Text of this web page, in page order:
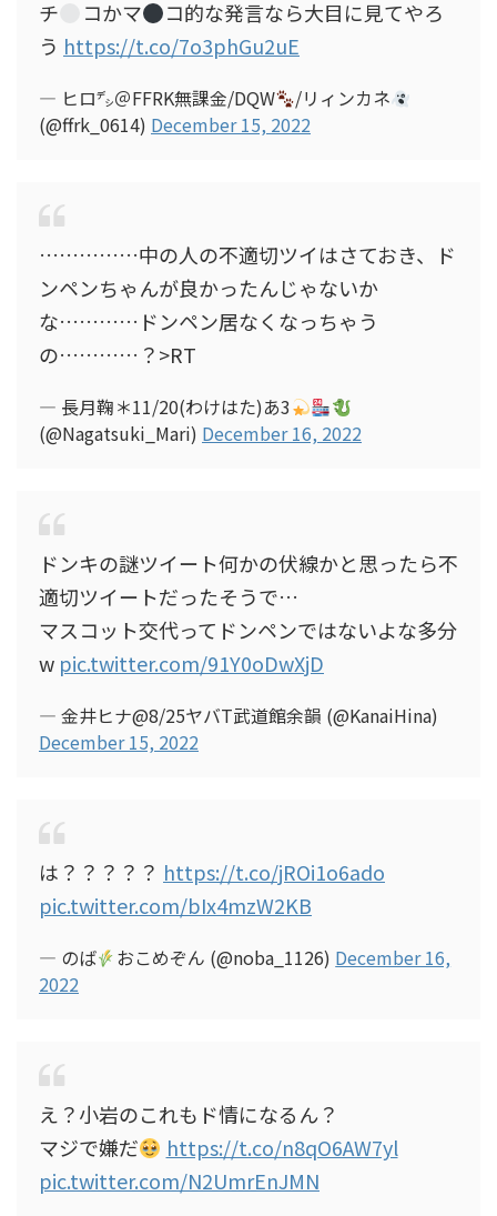
チ コかマ
コ的な発言なら大目に見てやろ
う https://t.co/7o3phGu2uE
— ヒロ㌥＠FFRK無課金/DQW
/リィンカネ
(@ffrk_0614) December 15, 2022
……………中の人の不適切ツイはさておき、ド
ンペンちゃんが良かったんじゃないか
な…………ドンペン居なくなっちゃう
の…………？>RT
— 長月鞠＊11/20(わけはた)あ3
(@Nagatsuki_Mari) December 16, 2022
ドンキの謎ツイート何かの伏線かと思ったら不
適切ツイートだったそうで…
マスコット交代ってドンペンではないよな多分
w pic.twitter.com/91Y0oDwXjD
— 金井ヒナ@8/25ヤバT武道館余韻 (@KanaiHina)
December 15, 2022
は？？？？？ https://t.co/jROi1o6ado
pic.twitter.com/bIx4mzW2KB
— のば おこめぞん (@noba_1126) December 16,
2022
え？小岩のこれもド情になるん？
マジで嫌だ
https://t.co/n8qO6AW7yl
pic.twitter.com/N2UmrEnJMN